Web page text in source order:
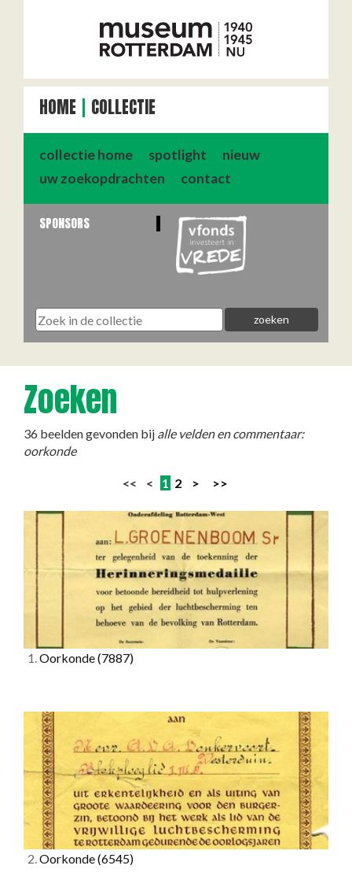
HOME COLLECTIE
collectie home spotlight
nieuw
uw zoekopdrachten
contact
SPONSORS
Zoeken
36 beelden gevonden bij alle velden en commentaar:
oorkonde
<< < 1 2 > >>
1.Oorkonde(7887)
2.Oorkonde(6545)